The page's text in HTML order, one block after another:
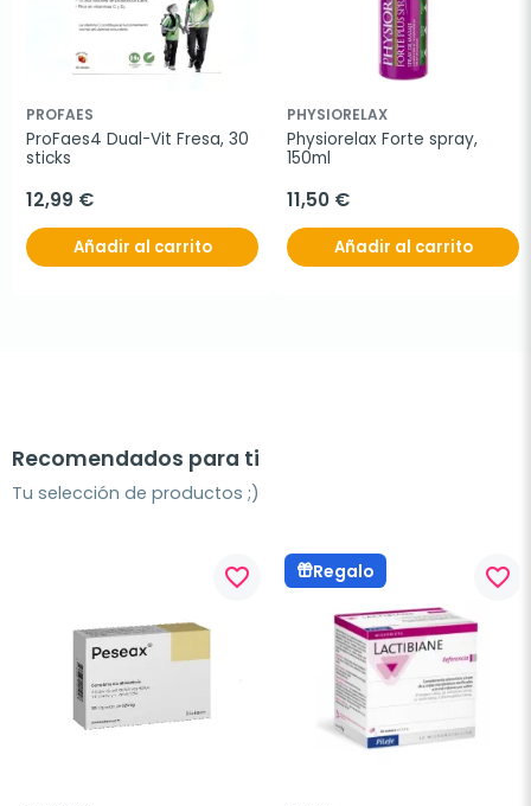
PROFAES
ProFaes4 Dual-Vit Fresa, 30
sticks
12,99 €
Añadir al carrito
PHYSIORELAX
Physiorelax Forte spray,
150ml
11,50 €
Añadir al carrito
Recomendados para ti
Tu selección de productos ;)
favorite_border Regalo favorite_border